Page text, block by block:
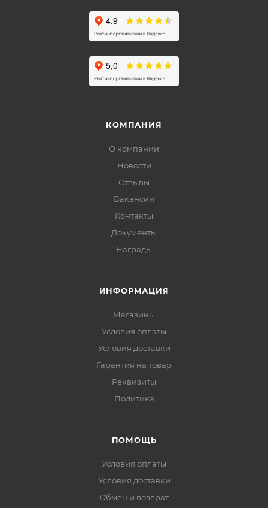
КОМПАНИЯ
О компании
Новости
Отзывы
Вакансии
Контакты
Документы
Награды
ИНФОРМАЦИЯ
Магазины
Условия оплаты
Условия доставки
Гарантия на товар
Реквизиты
Политика
ПОМОЩЬ
Условия оплаты
Условия доставки
Обмен и возврат